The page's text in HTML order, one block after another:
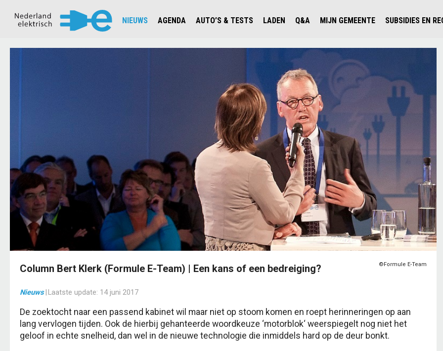
NIEUWS
AGENDA
AUTO’S & TESTS
JOUW VOLGENDE AUTO ELEKTRISCH?
LADEN
LADEN IN HET BUITENLAND
Q&A
KOSTEN & MODELLEN
OPLADEN
SLIM LADEN
VEILIGHEID
MILIEU
AFSTAND
AUTODELEN
MIJN GEMEENTE
KENNISLOKET GEMEENTEN
SUBSIDIES EN
©Formule E-Team
Column Bert Klerk (Formule E-Team) | Een kans of een bedreiging?
Nieuws|Laatste update: 14 juni 2017
De zoektocht naar een passend kabinet wil maar niet op stoom komen en roept herinneringen op aan
lang vervlogen tijden. Ook de hierbij gehanteerde woordkeuze ‘motorblok‘ weerspiegelt nog niet het
geloof in echte snelheid, dan wel in de nieuwe technologie die inmiddels hard op de deur bonkt.